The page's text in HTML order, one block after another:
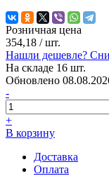
Розничная цена
354,18 / шт.
Нашли дешевле?
На складе 16 шт.
Обновлено
-
+
В корзину
Доставка
Оплата